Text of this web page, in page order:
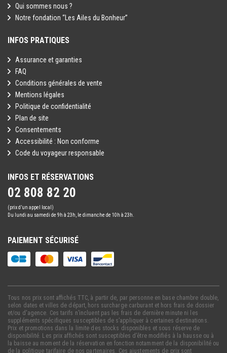
Qui sommes nous ?
Notre fondation “Les Ailes du Bonheur”
INFOS PRATIQUES
Assurance et garanties
FAQ
Conditions générales de vente
Mentions légales
Politique de confidentialité
Plan de site
Consentements
Accessibilité : Non conforme
Code du voyageur responsable
INFOS ET RÉSERVATIONS
02 808 82 20
(prix d’un appel local)
Du lundi au samedi de 9h à 23h, le dimanche de 10h à 23h.
PAIEMENT SÉCURISÉ
Tous nos prix sont affichés TTC, à partir de, par personne en base chambre double,
selon dates et villes de départ, hors surcharge carburant et hors frais de dossier
et/ou d'agence. Ces tarifs n’incluent pas les frais de dernière minute ni les
suppléments spécifiques susceptibles de s’appliquer à certaines destinations.
Prix et promotions dans la limite des stocks disponibles et sous réserve de
disponibilité. Les prix affichés sont susceptibles d’être modifiés à la hausse ou à
la baisse au moment de la réservation en fonction notamment de la disponibilité ou
de la politique tarifaire de nos partenaires. Ces ajustements de prix sont